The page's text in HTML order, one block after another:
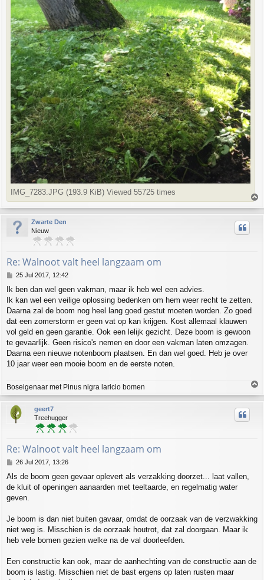
IMG_7283.JPG (193.9 KiB) Viewed 55725 times
p
Zwarte Den
Nieuw
Re: Walnoot valt heel langzaam om
P
s
25 Jul 2017, 12:42
Ik ben dan wel geen vakman, maar ik heb wel een advies.
Ik kan wel een veilige oplossing bedenken om hem weer recht te zetten.
Daarna zal de boom nog heel lang goed gestut moeten worden. Zo goed
dat een zomerstorm er geen vat op kan krijgen. Kost allemaal klauwen
vol geld en geen garantie. Ook een lelijk gezicht. Deze boom is gewoon
te gevaarlijk. Geen risico's nemen en door een vakman laten omzagen.
Daarna een nieuwe notenboom plaatsen. En dan wel goed. Heb je over
10 jaar weer een mooie boom en de eerste noten.
Boseigenaar met Pinus nigra laricio bomen
o
p
geert7
Treehugger
Re: Walnoot valt heel langzaam om
P
s
t
26 Jul 2017, 13:26
Als de boom geen gevaar oplevert als verzakking doorzet... laat vallen,
de kluit of openingen aanaarden met teeltaarde, en regelmatig water
geven.
Je boom is dan niet buiten gavaar, omdat de oorzaak van de verzwakking
niet weg is. Misschien is de oorzaak houtrot, dat zal doorgaan. Maar ik
heb vele bomen gezien welke na de val doorleefden.
Een constructie kan ook, maar de aanhechting van de constructie aan de
boom is lastig. Misschien niet de bast ergens op laten rusten maar